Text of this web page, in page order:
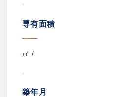
専有面積
㎡ /
築年月